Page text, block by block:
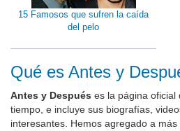
15 Famosos que sufren la caída
del pelo
Qué es Antes y
Antes y Después es la página oficial
tiempo, e incluye sus biografías,
interesantes. Hemos agregado a más